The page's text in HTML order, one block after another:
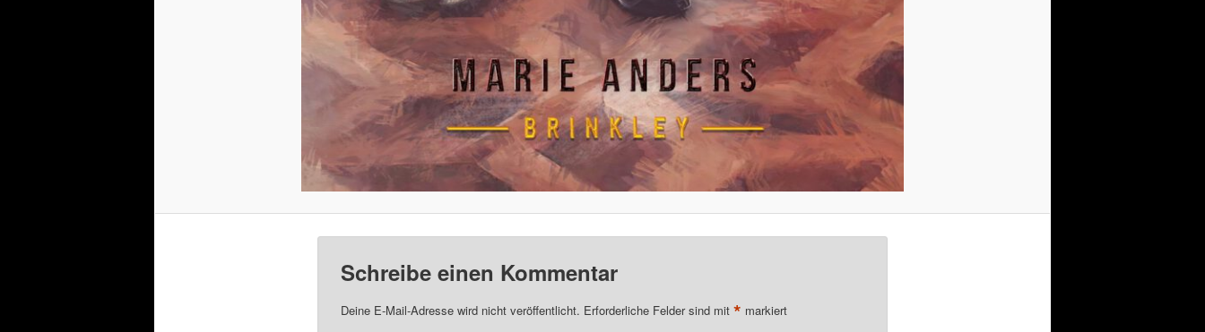
Schreibe einen Kommentar
Deine E-Mail-Adresse wird nicht veröffentlicht. Erforderliche Felder sind mit * markiert